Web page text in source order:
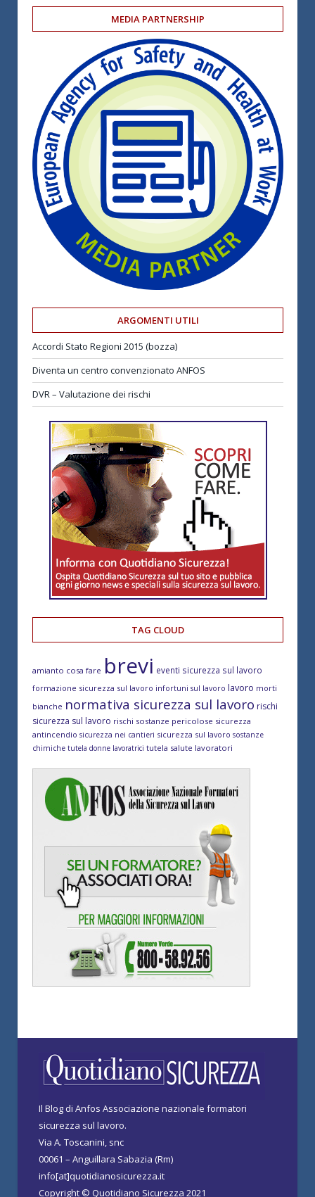
MEDIA PARTNERSHIP
ARGOMENTI UTILI
Accordi Stato Regioni 2015 (bozza)
Diventa un centro convenzionato ANFOS
DVR – Valutazione dei rischi
TAG CLOUD
amianto cosa fare brevi eventi sicurezza sul lavoro
formazione sicurezza sul lavoro infortuni sul lavoro lavoro morti
bianche normativa sicurezza sul lavoro rischi
sicurezza sul lavoro rischi sostanze pericolose sicurezza
antincendio sicurezza nei cantieri sicurezza sul lavoro sostanze
chimiche tutela donne lavoratrici tutela salute lavoratori
Il Blog di Anfos Associazione nazionale formatori
sicurezza sul lavoro.
Via A. Toscanini, snc
00061 – Anguillara Sabazia (Rm)
info[at]quotidianosicurezza.it
Copyright © Quotidiano Sicurezza 2021